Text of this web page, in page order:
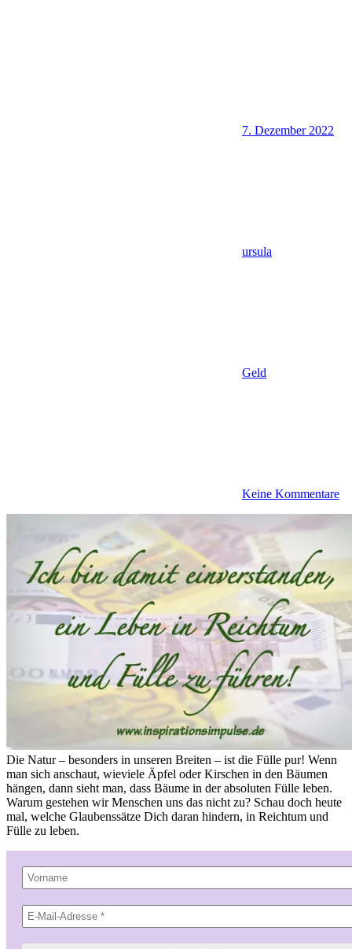
7. Dezember 2022
ursula
Geld
Keine Kommentare
Die Natur – besonders in unseren Breiten – ist die Fülle pur! Wenn
man sich anschaut, wieviele Äpfel oder Kirschen in den Bäumen
hängen, dann sieht man, dass Bäume in der absoluten Fülle leben.
Warum gestehen wir Menschen uns das nicht zu? Schau doch heute
mal, welche Glaubenssätze Dich daran hindern, in Reichtum und
Fülle zu leben.